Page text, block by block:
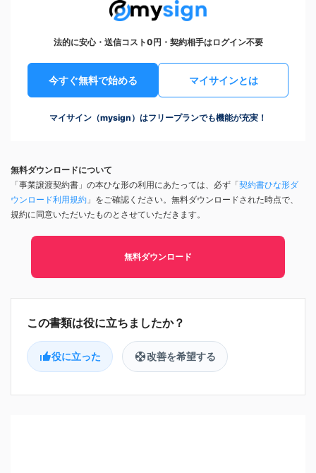
法的に安心・送信コスト0円・契約相手はログイン不要
今すぐ無料で始める マイサインとは
マイサイン（mysign）はフリープランでも機能が充実！
無料ダウンロードについて
「事業譲渡契約書」の本ひな形の利用にあたっては、必ず「契約書ひな形ダ
ウンロード利用規約 」をご確認ください。無料ダウンロードされた時点で、
規約に同意いただいたものとさせていただきます。
無料ダウンロード
役に立った 改善を希望する